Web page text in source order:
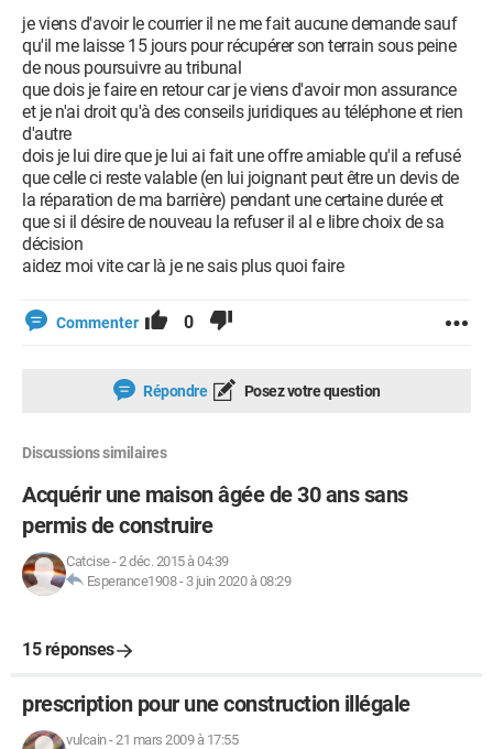
je viens d'avoir le courrier il ne me fait aucune demande sauf
qu'il me laisse 15 jours pour récupérer son terrain sous peine
de nous poursuivre au tribunal
que dois je faire en retour car je viens d'avoir mon assurance
et je n'ai droit qu'à des conseils juridiques au téléphone et rien
d'autre
dois je lui dire que je lui ai fait une offre amiable qu'il a refusé
que celle ci reste valable (en lui joignant peut être un devis de
la réparation de ma barrière) pendant une certaine durée et
que si il désire de nouveau la refuser il al e libre choix de sa
décision
aidez moi vite car là je ne sais plus quoi faire
Commenter 0
Répondre Posez votre question
Discussions similaires
Acquérir une maison âgée de 30 ans sans
permis de construire
Catcise-2 déc. 2015 à 04:39
Esperance1908- 3 juin 2020 à 08:29
15 réponses
prescription pour une construction illégale
vulcain-21 mars 2009 à 17:55